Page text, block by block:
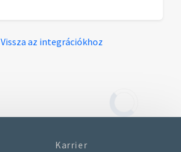
Vissza az integrációkhoz
Karrier